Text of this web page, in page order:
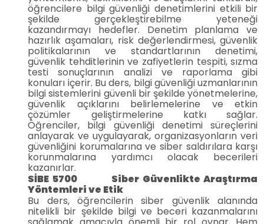
öğrencilere bilgi güvenliği denetimlerini etkili bir
şekilde gerçekleştirebilme yeteneği
kazandırmayı hedefler. Denetim planlama ve
hazırlık aşamaları, risk değerlendirmesi, güvenlik
politikalarının ve standartlarının denetimi,
güvenlik tehditlerinin ve zafiyetlerin tespiti, sızma
testi sonuçlarının analizi ve raporlama gibi
konuları içerir. Bu ders, bilgi güvenliği uzmanlarının
bilgi sistemlerini güvenli bir şekilde yönetmelerine,
güvenlik açıklarını belirlemelerine ve etkin
çözümler geliştirmelerine katkı sağlar.
Öğrenciler, bilgi güvenliği denetimi süreçlerini
anlayarak ve uygulayarak, organizasyonların veri
güvenliğini korumalarına ve siber saldırılara karşı
korunmalarına yardımcı olacak becerileri
kazanırlar.
SİBE 5700 Siber Güvenlikte Araştırma
Yöntemleri ve Etik
Bu ders, öğrencilerin siber güvenlik alanında
nitelikli bir şekilde bilgi ve beceri kazanmalarını